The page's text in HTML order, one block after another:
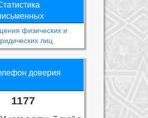
обращенийфизических и
лиц
доверия
1177